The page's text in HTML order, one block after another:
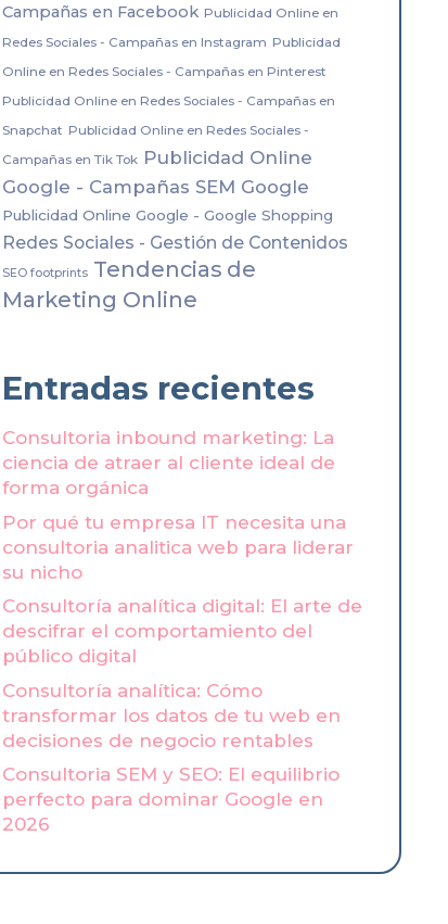
Campañas en Facebook Publicidad Online en
Redes Sociales - Campañas en Instagram Publicidad
Online en Redes Sociales - Campañas en Pinterest
Publicidad Online en Redes Sociales - Campañas en
Snapchat Publicidad Online en Redes Sociales -
Campañas en Tik Tok Publicidad Online
Google - Campañas SEM Google
Publicidad Online Google - Google Shopping
Redes Sociales - Gestión de Contenidos
SEO footprints Tendencias de
Marketing Online
Entradas recientes
Consultoria inbound marketing: La
ciencia de atraer al cliente ideal de
forma orgánica
Por qué tu empresa IT necesita una
consultoria analitica web para liderar
su nicho
Consultoría analítica digital: El arte de
descifrar el comportamiento del
público digital
Consultoría analítica: Cómo
transformar los datos de tu web en
decisiones de negocio rentables
Consultoria SEM y SEO: El equilibrio
perfecto para dominar Google en
2026